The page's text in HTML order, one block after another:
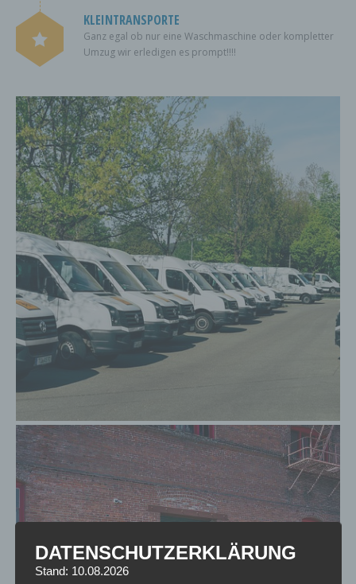
KLEINTRANSPORTE
Ganz egal ob nur eine Waschmaschine oder kompletter
Umzug wir erledigen es prompt!!!!
DATENSCHUTZERKLÄRUNG
Stand: 10.08.2026